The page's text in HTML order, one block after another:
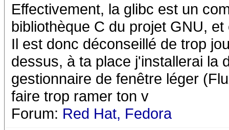
Effectivement, la glibc est un
bibliothèque C du projet GNU,
Il est donc déconseillé de trop
dessus, à ta place j'installerai la
gestionnaire de fenêtre léger
faire trop ramer ton v
Forum: Red Hat, Fedora